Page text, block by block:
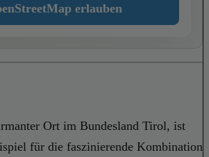
erlauben
Ort im Bundesland Tirol, ist
für die faszinierende Kombination